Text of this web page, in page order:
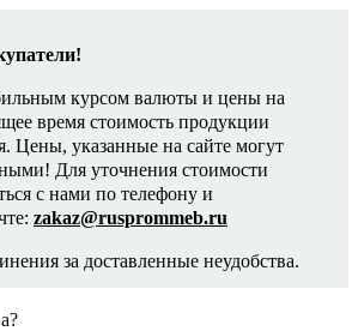
курсом валюты и цены на
время стоимость продукции
Цены, указанные на сайте могут
Для уточнения стоимости
с нами по телефону и
zakaz@rusprommeb.ru
за доставленные неудобства.
?